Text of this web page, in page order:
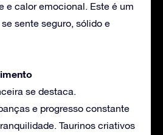
e calor emocional. Este é um
sente seguro, sólido e
se destaca.
e progresso constante
Taurinos criativos